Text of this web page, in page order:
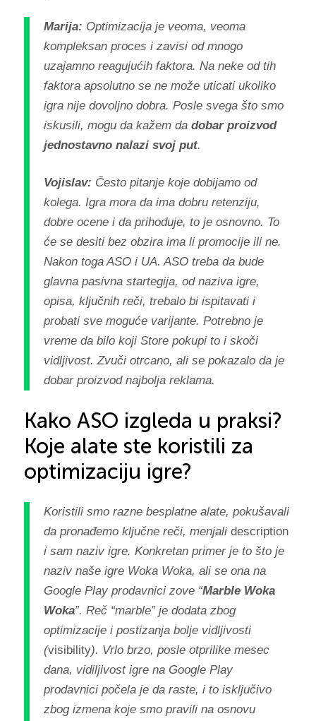
Marija: Optimizacija je veoma, veoma
kompleksan proces i zavisi od mnogo
uzajamno reagujućih faktora. Na neke od tih
faktora apsolutno se ne može uticati ukoliko
igra nije dovoljno dobra. Posle svega što smo
iskusili, mogu da kažem da dobar proizvod
jednostavno nalazi svoj put.
Vojislav: Često pitanje koje dobijamo od
kolega. Igra mora da ima dobru retenziju,
dobre ocene i da prihoduje, to je osnovno. To
će se desiti bez obzira ima li promocije ili ne.
Nakon toga ASO i UA. ASO treba da bude
glavna pasivna startegija, od naziva igre,
opisa, ključnih reči, trebalo bi ispitavati i
probati sve moguće varijante. Potrebno je
vreme da bilo koji Store pokupi to i skoči
vidljivost. Zvuči otrcano, ali se pokazalo da je
dobar proizvod najbolja reklama.
Kako ASO izgleda u praksi?
Koje alate ste koristili za
optimizaciju igre?
Koristili smo razne besplatne alate, pokušavali
da pronađemo ključne reči, menjali description
i sam naziv igre. Konkretan primer je to što je
naziv naše igre Woka Woka, ali se ona na
Google Play prodavnici zove “Marble Woka
Woka”. Reč “marble” je dodata zbog
optimizacije i postizanja bolje vidljivosti
(visibility). Vrlo brzo, posle otprilike mesec
dana, vidiljivost igre na Google Play
prodavnici počela je da raste, i to isključivo
zbog izmena koje smo pravili na osnovu